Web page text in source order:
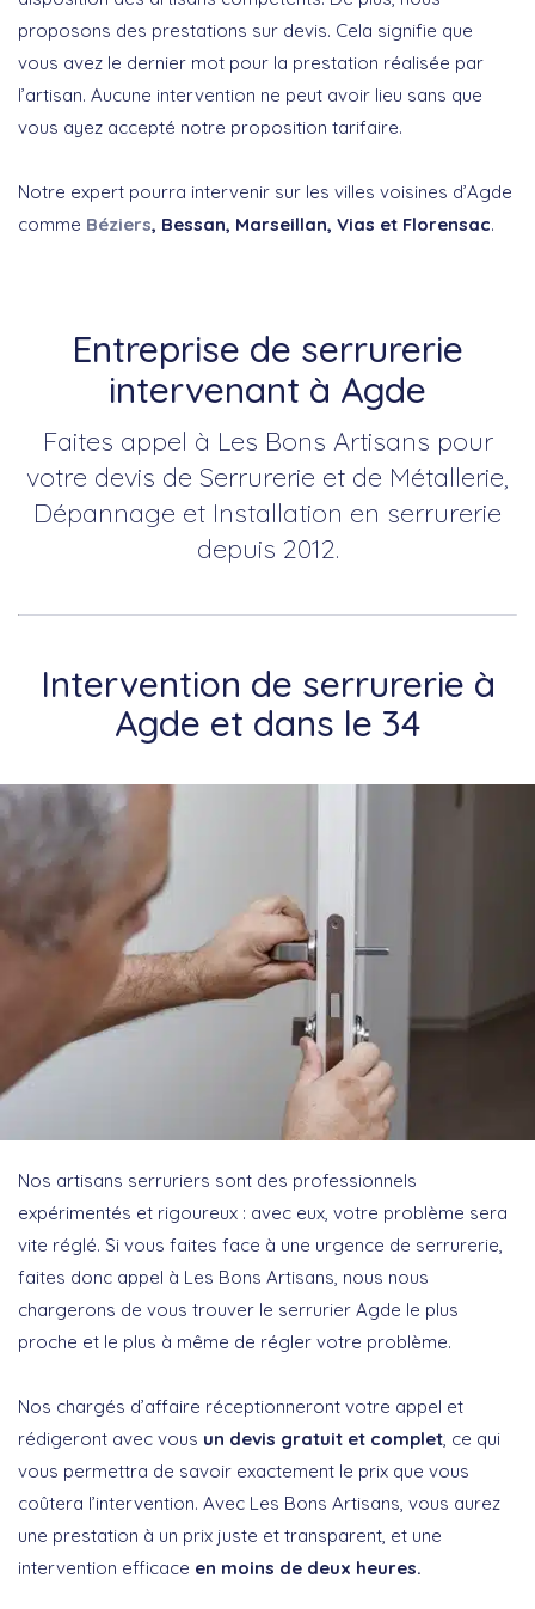
proposons des prestations sur devis. Cela signifie que
vous avez le dernier mot pour la prestation réalisée par
l’artisan. Aucune intervention ne peut avoir lieu sans que
vous ayez accepté notre proposition tarifaire.
Notre expert pourra intervenir sur les villes voisines d’Agde
comme Béziers, Bessan, Marseillan, Vias et Florensac.
Entreprise de serrurerie
intervenant à Agde
Faites appel à Les Bons Artisans pour
votre devis de Serrurerie et de Métallerie,
Dépannage et Installation en serrurerie
depuis 2012.
Intervention de serrurerie à
Agde et dans le 34
Nos artisans serruriers sont des professionnels
expérimentés et rigoureux : avec eux, votre problème sera
vite réglé. Si vous faites face à une urgence de serrurerie,
faites donc appel à Les Bons Artisans, nous nous
chargerons de vous trouver le serrurier Agde le plus
proche et le plus à même de régler votre problème.
Nos chargés d’affaire réceptionneront votre appel et
rédigeront avec vous un devis gratuit et complet, ce qui
vous permettra de savoir exactement le prix que vous
coûtera l’intervention. Avec Les Bons Artisans, vous aurez
une prestation à un prix juste et transparent, et une
intervention efficace en moins de deux heures.